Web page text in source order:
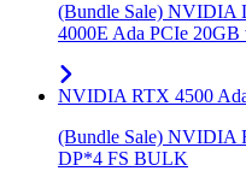
(Bundle Sale)
4000E Ada PCIe
NVIDIA RTX 4500
(Bundle Sale) NVIDIA
DP*4 FS BULK